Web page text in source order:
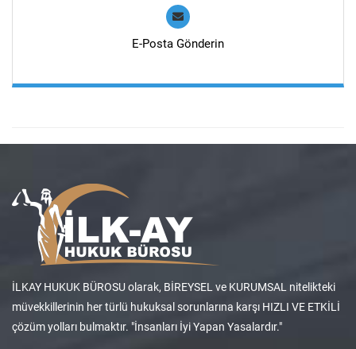
E-Posta Gönderin
İLKAY HUKUK BÜROSU olarak, BİREYSEL ve KURUMSAL nitelikteki
müvekkillerinin her türlü hukuksal sorunlarına karşı HIZLI VE ETKİLİ
çözüm yolları bulmaktır. "İnsanları İyi Yapan Yasalardır."